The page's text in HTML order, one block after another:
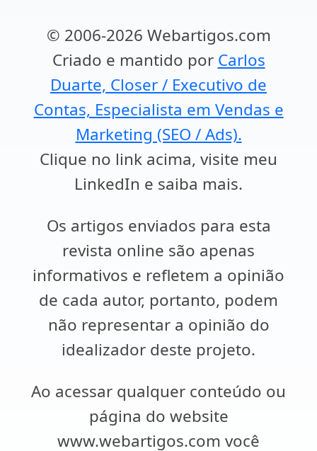
© 2006-2026 Webartigos.com
Criado e mantido por Carlos
Duarte, Closer / Executivo de
Contas, Especialista em Vendas e
Marketing (SEO / Ads).
Clique no link acima, visite meu
LinkedIn e saiba mais.
Os artigos enviados para esta
revista online são apenas
informativos e refletem a opinião
de cada autor, portanto, podem
não representar a opinião do
idealizador deste projeto.
Ao acessar qualquer conteúdo ou
página do website
www.webartigos.com você